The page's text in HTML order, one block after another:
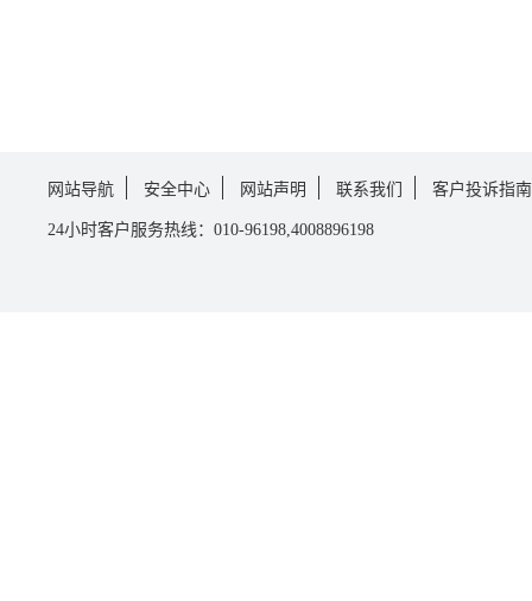
网站导航 安全中心 网站声明 联系我们 客户投诉指南
24小时客户服务热线：010-96198,4008896198